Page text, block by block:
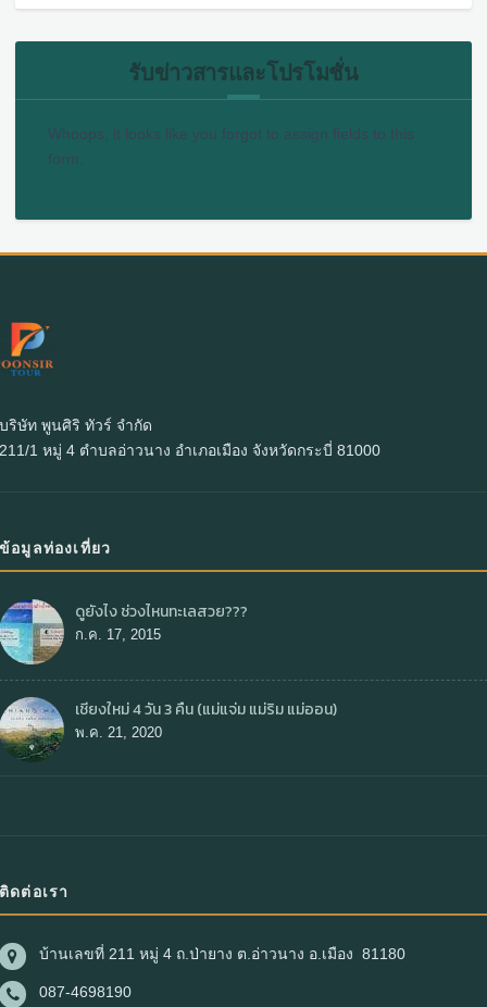
รับข่าวสารและโปรโมชั่น
Whoops, it looks like you forgot to assign fields to this
form.
บริษัท พูนศิริ ทัวร์ จำกัด
211/1 หมู่ 4 ตำบลอ่าวนาง อำเภอเมือง จังหวัดกระบี่ 81000
ข้อมูลท่องเที่ยว
ดูยังไง ช่วงไหนทะเลสวย???
ก.ค. 17, 2015
เชียงใหม่ 4 วัน 3 คืน (แม่แจ่ม แม่ริม แม่ออน)
พ.ค. 21, 2020
ติดต่อเรา
บ้านเลขที่ 211 หมู่ 4 ถ.ป่ายาง ต.อ่าวนาง อ.เมือง 81180
087-4698190